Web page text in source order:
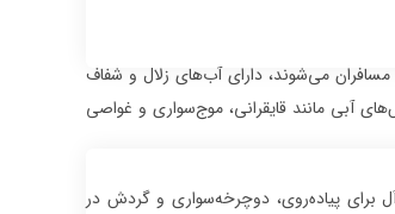
می‌شوند، دارای آب‌های زلال و شفاف
آبی مانند قایقرانی، موج‌سواری و غواصی
برای پیاده‌روی، دوچرخه‌سواری و گردش در